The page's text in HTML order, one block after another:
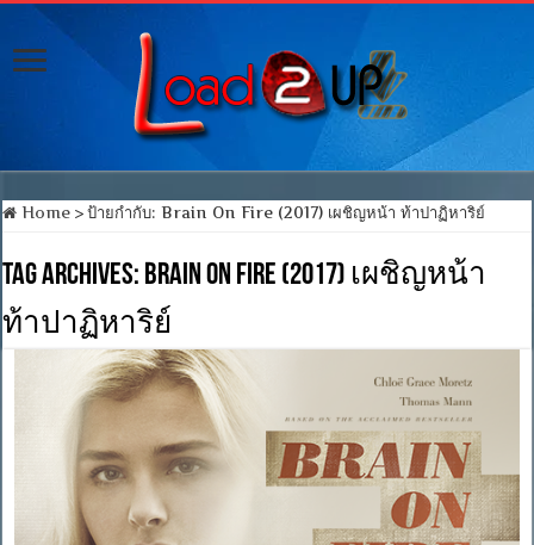
Home > ป้ายกำกับ:Brain On Fire (2017) เผชิญหน้า ท้าปาฏิหาริย์
Tag Archives: Brain On Fire (2017) เผชิญหน้า
ท้าปาฏิหาริย์